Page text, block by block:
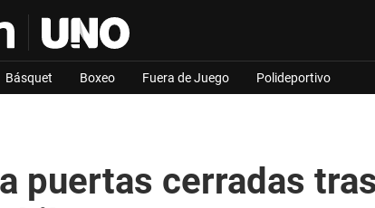
Básquet Boxeo Fuera de Juego Polideportivo
puertas cerradas